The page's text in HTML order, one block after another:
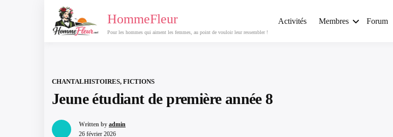
Passer
contenu
HommeFleur
Pour les hommes qui aiment les femmes, au point de vouloir leur ressembler !
Activités Membres Forum
CHANTALHISTOIRES, FICTIONS
Jeune étudiant de première année 8
Written by admin
26 février 2026